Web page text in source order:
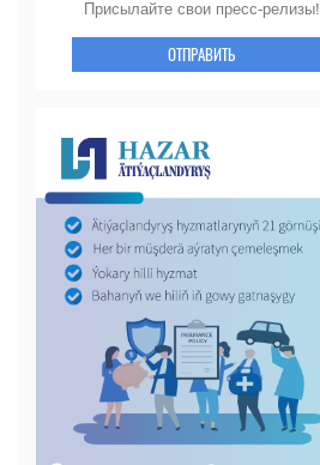
Присылайте свои пресс-релизы!
ОТПРАВИТЬ